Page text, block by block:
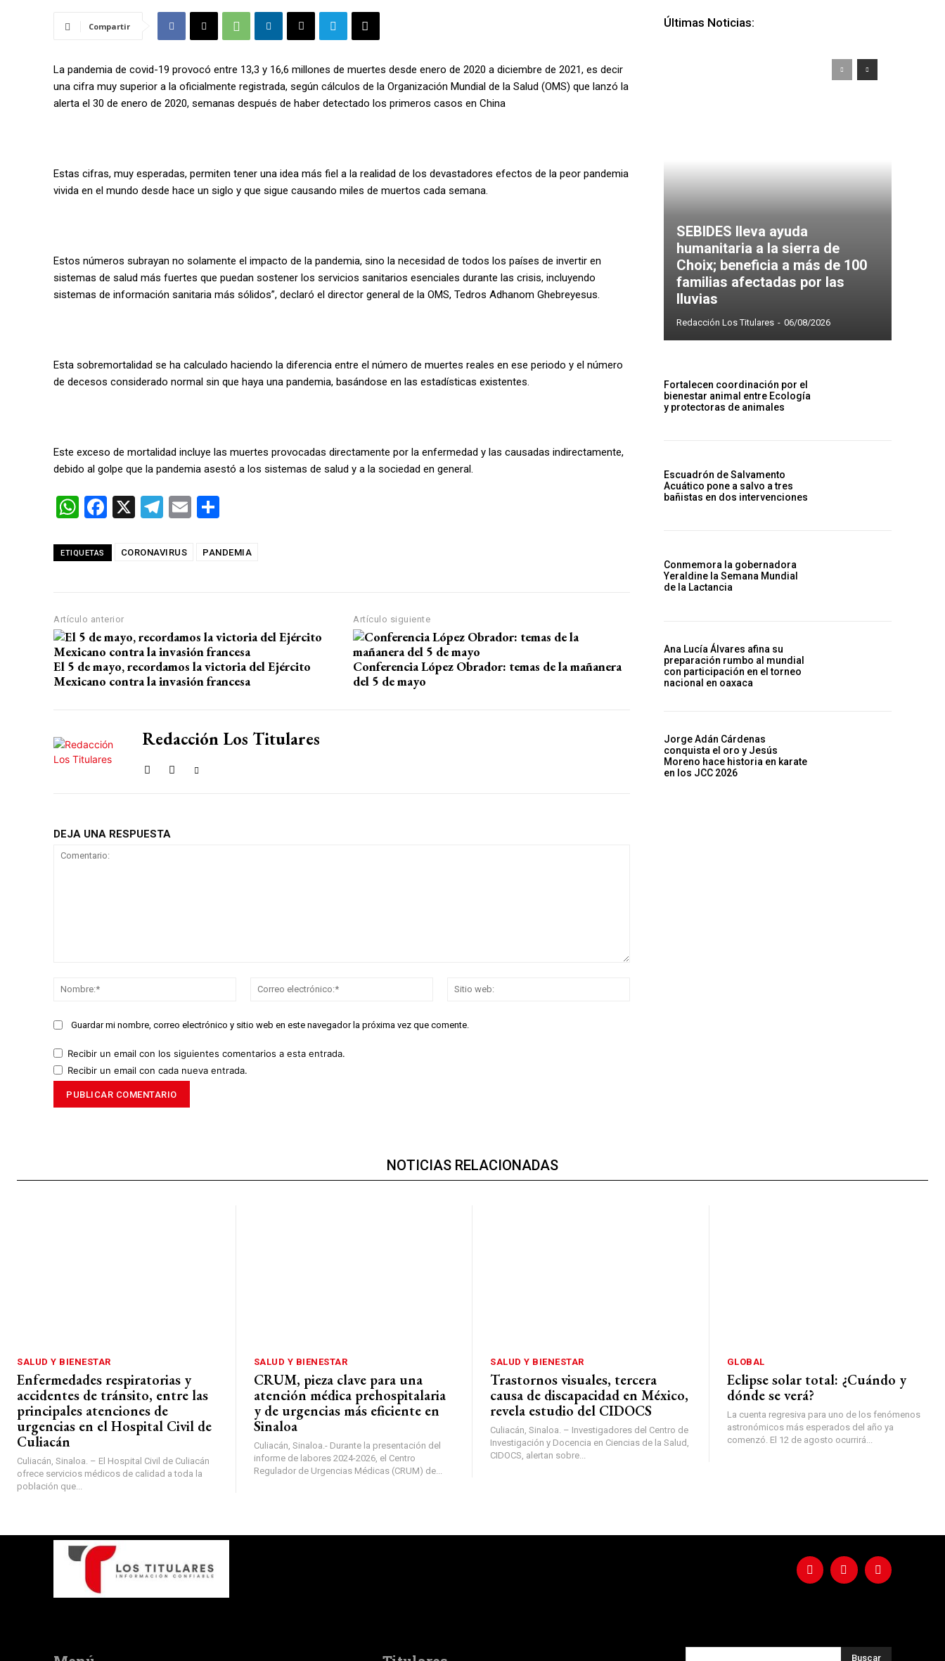
Compartir
La pandemia de covid-19 provocó entre 13,3 y 16,6 millones de muertes desde enero de 2020 a diciembre de 2021, es decir
una cifra muy superior a la oficialmente registrada, según cálculos de la Organización Mundial de la Salud (OMS) que lanzó la
alerta el 30 de enero de 2020, semanas después de haber detectado los primeros casos en China
Estas cifras, muy esperadas, permiten tener una idea más fiel a la realidad de los devastadores efectos de la peor pandemia
vivida en el mundo desde hace un siglo y que sigue causando miles de muertos cada semana.
Estos números subrayan no solamente el impacto de la pandemia, sino la necesidad de todos los países de invertir en
sistemas de salud más fuertes que puedan sostener los servicios sanitarios esenciales durante las crisis, incluyendo
sistemas de información sanitaria más sólidos”, declaró el director general de la OMS, Tedros Adhanom Ghebreyesus.
Esta sobremortalidad se ha calculado haciendo la diferencia entre el número de muertes reales en ese periodo y el número
de decesos considerado normal sin que haya una pandemia, basándose en las estadísticas existentes.
Este exceso de mortalidad incluye las muertes provocadas directamente por la enfermedad y las causadas indirectamente,
debido al golpe que la pandemia asestó a los sistemas de salud y a la sociedad en general.
W
at
p
p
F
ce
o
k
X
T
e
E
ail m
ETIQUETAS CORONAVIRUS PANDEMIA
Artículo anterior
El 5 de mayo, recordamos la victoria del Ejército
Mexicano contra la invasión francesa
Artículo siguiente
Conferencia López Obrador: temas de la mañanera
del 5 de mayo
Redacción Los Titulares
DEJA UNA RESPUESTA
Nombre:*
Correo
Guardar mi nombre, correo electrónico y sitio web en este navegador la próxima vez que comente.
Recibir un email con los siguientes comentarios a esta entrada.
Recibir un email con cada nueva entrada.
Últimas Noticias:
SEBIDES lleva ayuda
humanitaria a la sierra de
Choix; beneficia a más de 100
familias afectadas por las
lluvias
Redacción Los Titulares - 06/08/2026
Fortalecen coordinación por el
bienestar animal entre Ecología
y protectoras de animales
Escuadrón de Salvamento
Acuático pone a salvo a tres
bañistas en dos intervenciones
Conmemora la gobernadora
Yeraldine la Semana Mundial
de la Lactancia
Ana Lucía Álvares afina su
preparación rumbo al mundial
con participación en el torneo
nacional en oaxaca
Jorge Adán Cárdenas
conquista el oro y Jesús
Moreno hace historia en karate
en los JCC 2026
NOTICIAS RELACIONADAS
SALUD Y BIENESTAR
Enfermedades respiratorias y
accidentes de tránsito, entre las
principales atenciones de
urgencias en el Hospital Civil de
Culiacán
Culiacán, Sinaloa. – El Hospital Civil de Culiacán
ofrece servicios médicos de calidad a toda la
población que...
SALUD Y BIENESTAR
CRUM, pieza clave para una
atención médica prehospitalaria
y de urgencias más eficiente en
Sinaloa
Culiacán, Sinaloa.- Durante la presentación del
informe de labores 2024-2026, el Centro
Regulador de Urgencias Médicas (CRUM) de...
SALUD Y BIENESTAR
Trastornos visuales, tercera
causa de discapacidad en México,
revela estudio del CIDOCS
Culiacán, Sinaloa. – Investigadores del Centro de
Investigación y Docencia en Ciencias de la Salud,
CIDOCS, alertan sobre...
GLOBAL
Eclipse solar total: ¿Cuándo y
dónde se verá?
La cuenta regresiva para uno de los fenómenos
astronómicos más esperados del año ya
comenzó. El 12 de agosto ocurrirá...
Buscar